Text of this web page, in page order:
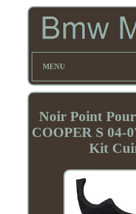
MENU
Noir Point
COOPER S 04-
Kit